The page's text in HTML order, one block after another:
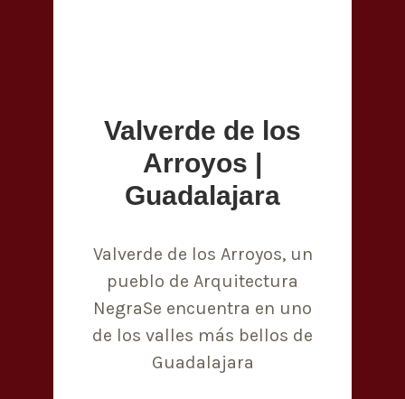
Valverde de los
Arroyos |
Guadalajara
Valverde de los Arroyos, un
pueblo de Arquitectura
NegraSe encuentra en uno
de los valles más bellos de
Guadalajara